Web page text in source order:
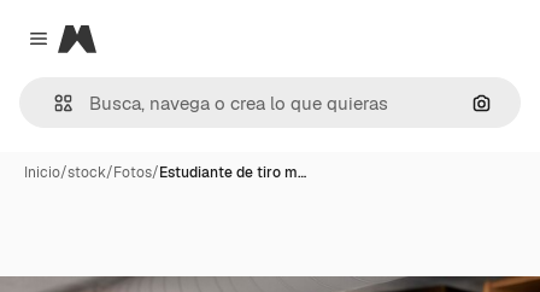
Close menu
Magnific
Inicio/stock/Fotos/Estudiante de tiro m…